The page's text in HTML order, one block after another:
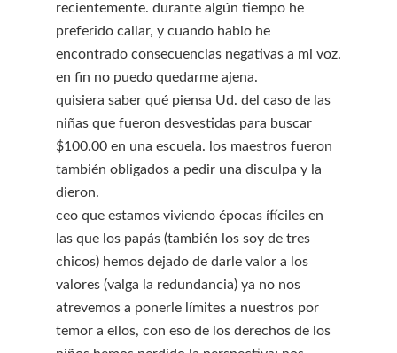
recientemente. durante algún tiempo he
preferido callar, y cuando hablo he
encontrado consecuencias negativas a mi voz.
en fin no puedo quedarme ajena.
quisiera saber qué piensa Ud. del caso de las
niñas que fueron desvestidas para buscar
$100.00 en una escuela. los maestros fueron
también obligados a pedir una disculpa y la
dieron.
ceo que estamos viviendo épocas ífíciles en
las que los papás (también los soy de tres
chicos) hemos dejado de darle valor a los
valores (valga la redundancia) ya no nos
atrevemos a ponerle límites a nuestros por
temor a ellos, con eso de los derechos de los